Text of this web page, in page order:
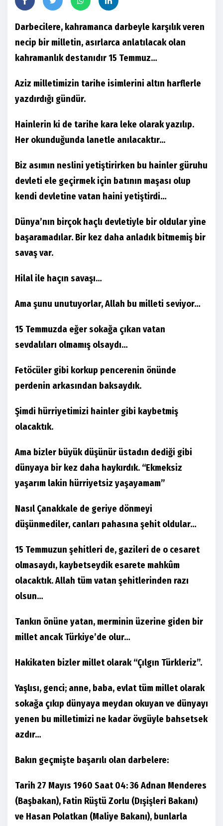
Darbecilere, kahramanca darbeyle karşılık veren
necip bir milletin, asırlarca anlatılacak olan
kahramanlık destanıdır 15 Temmuz…
Aziz milletimizin tarihe isimlerini altın harflerle
yazdırdığı gündür.
Hainlerin ki de tarihe kara leke olarak yazılıp.
Her okunduğunda lanetle anılacaktır...
Biz asımın neslini yetiştirirken bu hainler güruhu
devleti ele geçirmek için batının maşası olup
kendi devletine vatan haini yetiştirdi…
Dünya’nın birçok haçlı devletiyle bir oldular yine
başaramadılar. Bir kez daha anladık bitmemiş bir
savaş var.
Hilal ile haçın savaşı…
Ama şunu unutuyorlar, Allah bu milleti seviyor…
15 Temmuzda eğer sokağa çıkan vatan
sevdalıları olmamış olsaydı…
Fetöcüler gibi korkup pencerenin önünde
perdenin arkasından baksaydık.
Şimdi hürriyetimizi hainler gibi kaybetmiş
olacaktık.
Ama bizler büyük düşünür üstadın dediği gibi
dünyaya bir kez daha haykırdık. “Ekmeksiz
yaşarım lakin hürriyetsiz yaşayamam”
Nasıl Çanakkale de geriye dönmeyi
düşünmediler, canları pahasına şehit oldular…
15 Temmuzun şehitleri de, gazileri de o cesaret
olmasaydı, kaybetseydik esarete mahkûm
olacaktık. Allah tüm vatan şehitlerinden razı
olsun…
Tankın önüne yatan, merminin üzerine giden bir
millet ancak Türkiye’de olur…
Hakikaten bizler millet olarak “Çılgın Türkleriz”.
Yaşlısı, genci; anne, baba, evlat tüm millet olarak
sokağa çıkıp dünyaya meydan okuyan ve dünyayı
yenen bu milletimizi ne kadar övgüyle bahsetsek
azdır…
Bakın geçmişte başarılı olan darbelere:
Tarih 27 Mayıs 1960 Saat 04: 36 Adnan Menderes
(Başbakan), Fatin Rüştü Zorlu (Dışişleri Bakanı)
ve Hasan Polatkan (Maliye Bakanı), bunlarla